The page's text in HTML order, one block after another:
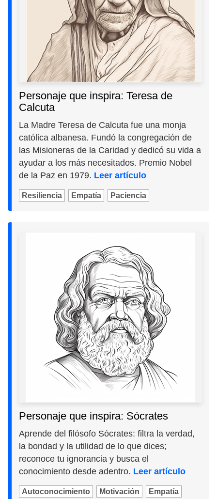
Personaje que inspira: Teresa de
Calcuta
La Madre Teresa de Calcuta fue una monja
católica albanesa. Fundó la congregación de
las Misioneras de la Caridad y dedicó su vida a
ayudar a los más necesitados. Premio Nobel
de la Paz en 1979. Leer artículo
Resiliencia Empatía Paciencia
Personaje que inspira: Sócrates
Aprende del filósofo Sócrates: filtra la verdad,
la bondad y la utilidad de lo que dices;
reconoce tu ignorancia y busca el
conocimiento desde adentro. Leer artículo
Autoconocimiento Motivación Empatía